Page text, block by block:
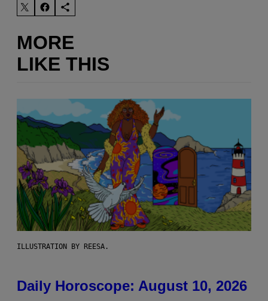
MORE
LIKE THIS
ILLUSTRATION BY REESA.
Daily Horoscope: August 10, 2026